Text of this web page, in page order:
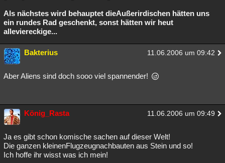
Als nächstes wird behauptet dieAußerirdischen hätten uns
ein rundes Rad geschenkt, sonst hätten wir heut
alleviereckige...
Bakterius 11.06.2006 um 09:42
Aber Aliens sind doch sooo viel spannender!
König_Rasta 11.06.2006 um 09:49
Ja es gibt schon komische sachen auf dieser Welt!
Die ganzen kleinenFlugzeugnachbauten aus Stein und so!
Ich hoffe ihr wisst was ich mein!